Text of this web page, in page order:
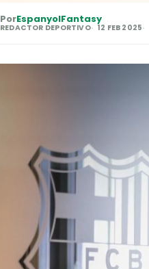
PorEspanyolFantasy
REDACTOR DEPORTIVO 12 FEB 2025